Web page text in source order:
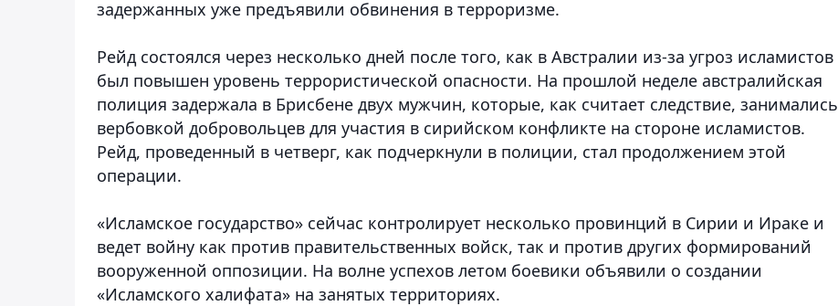
задержанных уже предъявили обвинения в терроризме.
Рейд состоялся через несколько дней после того, как в Австралии из-за угроз исламистов
был повышен уровень террористической опасности. На прошлой неделе австралийская
полиция задержала в Брисбене двух мужчин, которые, как считает следствие, занимались
вербовкой добровольцев для участия в сирийском конфликте на стороне исламистов.
Рейд, проведенный в четверг, как подчеркнули в полиции, стал продолжением этой
операции.
«Исламское государство» сейчас контролирует несколько провинций в Сирии и Ираке и
ведет войну как против правительственных войск, так и против других формирований
вооруженной оппозиции. На волне успехов летом боевики объявили о создании
«Исламского халифата» на занятых территориях.